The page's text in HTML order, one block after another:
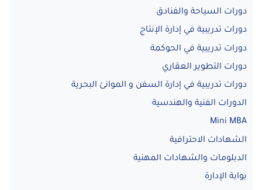
دورات السياحة والفنادق
دورات تدريبية في إدارة الإنتاج
دورات تدريبية في الحوكمة
دورات التطوير العقاري
دورات تدريبية في إدارة السفن و الموانئ البحرية
الدورات الفنية والهندسية
Mini MBA
الشهادات الاحترافية
الدبلومات والشهادات المهنية
بوابة الإدارة